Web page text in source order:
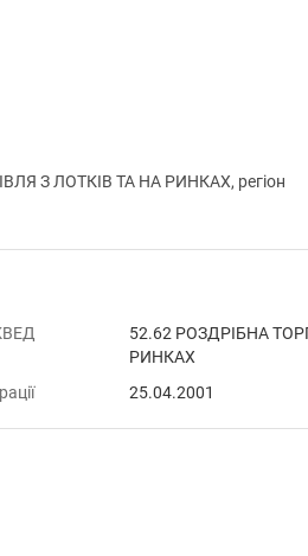
З ЛОТКІВ ТА НА РИНКАХ, регіон
52.62 РОЗДРІБНА
РИНКАХ
25.04.2001